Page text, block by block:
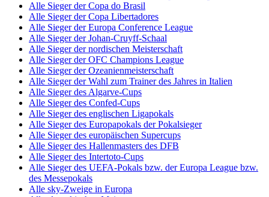
Alle Sieger der Copa do Brasil
Alle Sieger der Copa Libertadores
Alle Sieger der Europa Conference League
Alle Sieger der Johan-Cruyff-Schaal
Alle Sieger der nordischen Meisterschaft
Alle Sieger der OFC Champions League
Alle Sieger der Ozeanienmeisterschaft
Alle Sieger der Wahl zum Trainer des Jahres in Italien
Alle Sieger des Algarve-Cups
Alle Sieger des Confed-Cups
Alle Sieger des englischen Ligapokals
Alle Sieger des Europapokals der Pokalsieger
Alle Sieger des europäischen Supercups
Alle Sieger des Hallenmasters des DFB
Alle Sieger des Intertoto-Cups
Alle Sieger des UEFA-Pokals bzw. der Europa League bzw.
des Messepokals
Alle sky-Zweige in Europa